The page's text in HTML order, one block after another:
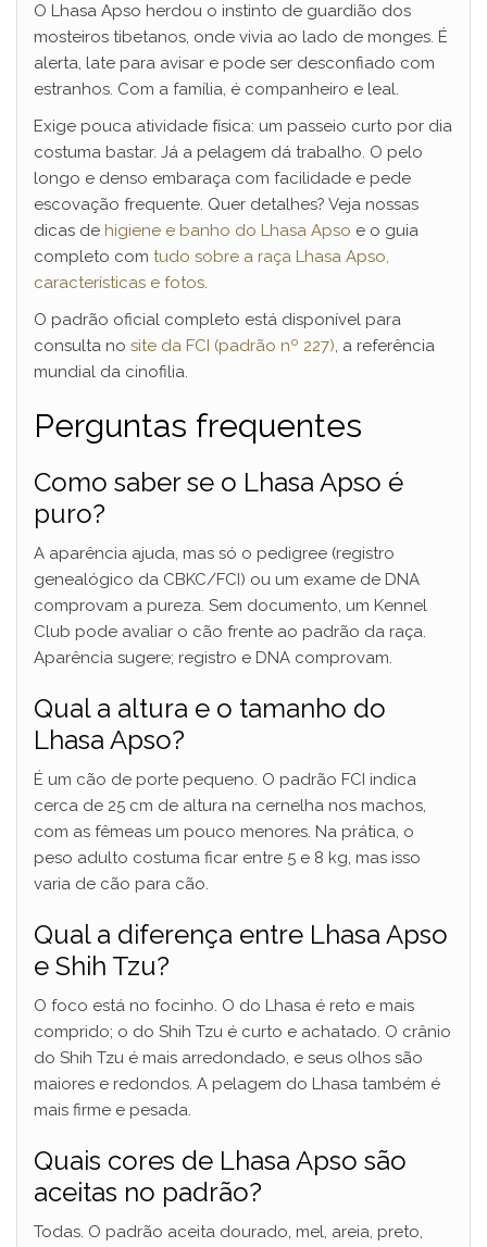
O Lhasa Apso herdou o instinto de guardião dos
mosteiros tibetanos, onde vivia ao lado de monges. É
alerta, late para avisar e pode ser desconfiado com
estranhos. Com a família, é companheiro e leal.
Exige pouca atividade física: um passeio curto por dia
costuma bastar. Já a pelagem dá trabalho. O pelo
longo e denso embaraça com facilidade e pede
escovação frequente. Quer detalhes? Veja nossas
dicas de higiene e banho do Lhasa Apso e o guia
completo com tudo sobre a raça Lhasa Apso,
características e fotos.
O padrão oficial completo está disponível para
consulta no site da FCI (padrão nº 227), a referência
mundial da cinofilia.
Perguntas frequentes
Como saber se o Lhasa Apso é
puro?
A aparência ajuda, mas só o pedigree (registro
genealógico da CBKC/FCI) ou um exame de DNA
comprovam a pureza. Sem documento, um Kennel
Club pode avaliar o cão frente ao padrão da raça.
Aparência sugere; registro e DNA comprovam.
Qual a altura e o tamanho do
Lhasa Apso?
É um cão de porte pequeno. O padrão FCI indica
cerca de 25 cm de altura na cernelha nos machos,
com as fêmeas um pouco menores. Na prática, o
peso adulto costuma ficar entre 5 e 8 kg, mas isso
varia de cão para cão.
Qual a diferença entre Lhasa Apso
e Shih Tzu?
O foco está no focinho. O do Lhasa é reto e mais
comprido; o do Shih Tzu é curto e achatado. O crânio
do Shih Tzu é mais arredondado, e seus olhos são
maiores e redondos. A pelagem do Lhasa também é
mais firme e pesada.
Quais cores de Lhasa Apso são
aceitas no padrão?
Todas. O padrão aceita dourado, mel, areia, preto,